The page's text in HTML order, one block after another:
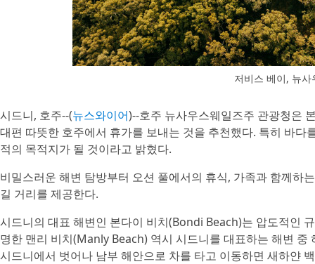
저비스 베이, 뉴
시드니, 호주--(뉴스와이어)--호주 뉴사우스웨일즈주 관광청은
대편 따뜻한 호주에서 휴가를 보내는 것을 추천했다. 특히 바
적의 목적지가 될 것이라고 밝혔다.
비밀스러운 해변 탐방부터 오션 풀에서의 휴식, 가족과 함께하
길 거리를 제공한다.
시드니의 대표 해변인 본다이 비치(Bondi Beach)는 압도적인
명한 맨리 비치(Manly Beach) 역시 시드니를 대표하는 해변
시드니에서 벗어나 남부 해안으로 차를 타고 이동하면 새하얀